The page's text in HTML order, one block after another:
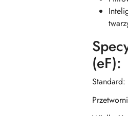
(eF):
Standard: